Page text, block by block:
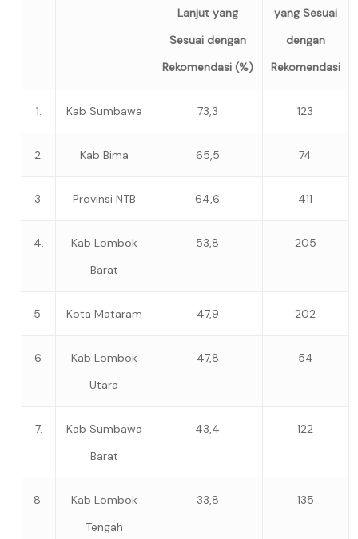
Lanjut yang
Sesuai dengan
Rekomendasi (%)
yang Sesuai
dengan
Rekomendasi
1. Kab Sumbawa 73,3 123
2. Kab Bima 65,5 74
3. Provinsi NTB 64,6 411
4.
Kab Lombok
Barat
53,8 205
5. Kota Mataram 47,9 202
6.
Kab Lombok
Utara
47,8 54
7.
Kab Sumbawa
Barat
43,4 122
8.
Kab Lombok
Tengah
33,8 135